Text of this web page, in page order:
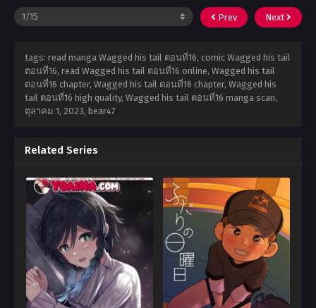
Prev Next
tags: read manga Wagged his tail ตอนที่16, comic Wagged his tail
ตอนที่16, read Wagged his tail ตอนที่16 online, Wagged his tail
ตอนที่16 chapter, Wagged his tail ตอนที่16 chapter, Wagged his
tail ตอนที่16 high quality, Wagged his tail ตอนที่16 manga scan,
ตุลาคม 1, 2023, bear47
Related Series